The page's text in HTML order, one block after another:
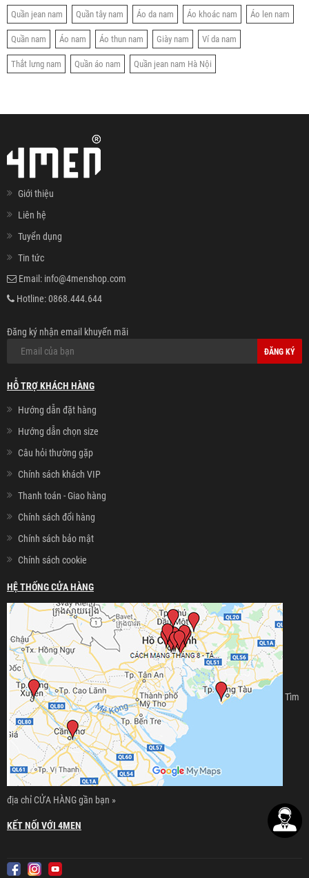
Quần jean nam Quần tây nam Áo da nam Áo khoác nam Áo len nam
Quần nam Áo nam Áo thun nam Giày nam Ví da nam
Thắt lưng nam Quần áo nam Quần jean nam Hà Nội
Giới thiệu
Liên hệ
Tuyển dụng
Tin tức
Email: info@4menshop.com
Hotline:0868.444.644
Đăng ký nhận email khuyến mãi
ĐĂNG KÝ
HỖ TRỢ KHÁCH HÀNG
Hướng dẫn đặt hàng
Hướng dẫn chọn size
Câu hỏi thường gặp
Chính sách khách VIP
Thanh toán - Giao hàng
Chính sách đổi hàng
Chính sách bảo mật
Chính sách cookie
HỆ THỐNG CỬA HÀNG
Tìm
địa chỉ CỬA HÀNG gần bạn »
KẾT NỐI VỚI 4MEN